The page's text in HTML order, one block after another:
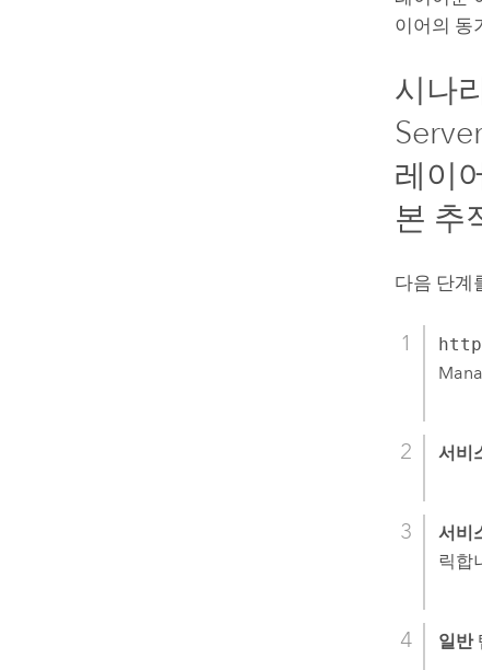
이어의 동
시나
레이
본 추
다음 단계
서비
서비
릭합
일반